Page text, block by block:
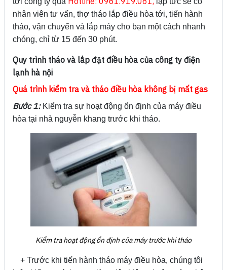
nhân viên tư vấn, thợ tháo lắp điều hòa tới, tiến hành
tháo, vận chuyển và lắp máy cho bạn một cách nhanh
chóng, chỉ từ 15 đến 30 phút.
Quy trình tháo và lắp đặt điều hòa của công ty điện
lạnh hà nội
Quá trình kiểm tra và tháo điều hòa không bị mất gas
Bước 1:Kiểm tra sự hoạt động ổn định của máy điều
hòa tại nhà nguyễn khang trước khi tháo.
Kiểm tra hoạt động ổn định của máy trước khi tháo
+ Trước khi tiến hành tháo máy điều hòa, chúng tôi